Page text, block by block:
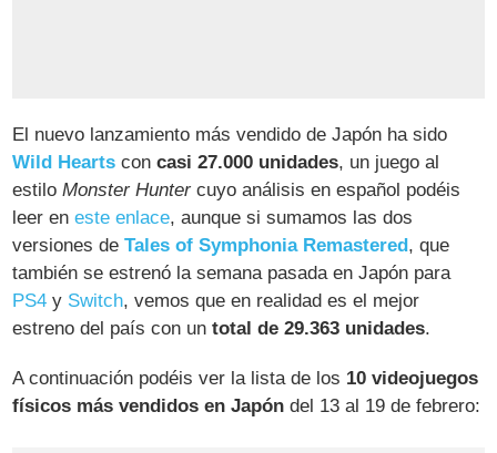
El nuevo lanzamiento más vendido de Japón ha sido
Wild Hearts concasi 27.000 unidades, un juego al
estiloMonster Huntercuyo análisis en español podéis
leer eneste enlace, aunque si sumamos las dos
versiones deTales of Symphonia Remastered, que
también se estrenó la semana pasada en Japón para
PS4 y Switch, vemos que en realidad es el mejor
estreno del país con untotal de 29.363 unidades.
A continuación podéis ver la lista de los 10 videojuegos
físicos más vendidos en Japón del 13 al 19 de febrero: